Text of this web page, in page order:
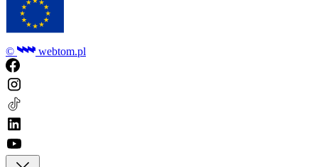
© webtom.pl